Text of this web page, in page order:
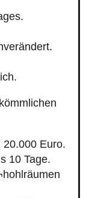
20.000 Euro.
10 Tage.